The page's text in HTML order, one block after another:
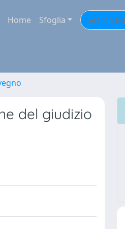
Home Sfoglia
del giudizio